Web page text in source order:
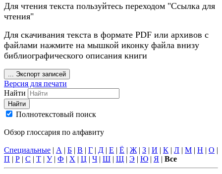
Для чтения текста пользуйтесь переходом "Ссылка для
чтения"
Для скачивания текста в формате PDF или архивов с
файлами нажмите на мышкой иконку файла внизу
библиографического описания книги
Экспорт записей
Версия для печати
Найти
Найти
Полнотекстовый поиск
Обзор глоссария по алфавиту
Специальные | А | Б | В | Г | Д | Е | Ё | Ж | З | И | К | Л | М | Н | О |
П | Р | С | Т | У| Ф | Х | Ц | Ч | Ш | Щ | Э | Ю | Я | Все